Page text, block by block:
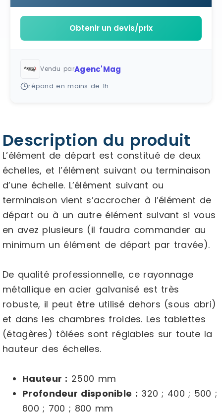
Obtenir un devis/prix
Vendu parAgenc'Mag
répond en moins de 1h
Description du produit
L’élément de départ est constitué de deux
échelles, et l’élément suivant ou terminaison
d’une échelle. L’élément suivant ou
terminaison vient s’accrocher à l’élément de
départ ou à un autre élément suivant si vous
en avez plusieurs (il faudra commander au
minimum un élément de départ par travée).
De qualité professionnelle, ce rayonnage
métallique en acier galvanisé est très
robuste, il peut être utilisé dehors (sous abri)
et dans les chambres froides. Les tablettes
(étagères) tôlées sont réglables sur toute la
hauteur des échelles.
Hauteur : 2500 mm
Profondeur disponible : 320 ; 400 ; 500 ;
600 ; 700 ; 800 mm